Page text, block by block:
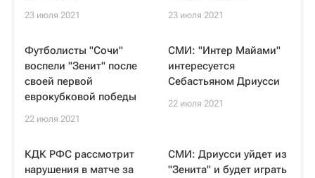
23 июля 2021 23 июля 2021
Футболисты "Сочи"
воспели "Зенит" после
своей первой
еврокубковой победы
22 июля 2021
СМИ: "Интер Майами"
интересуется
Себастьяном Дриусси
22 июля 2021
КДК РФС рассмотрит
нарушения в матче за
СМИ: Дриусси уйдет из
"Зенита" и будет играть